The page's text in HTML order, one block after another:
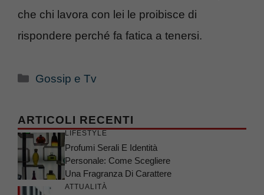
che chi lavora con lei le proibisce di
rispondere perché fa fatica a tenersi.
Categorie
Gossip e Tv
ARTICOLI RECENTI
LIFESTYLE
Profumi Serali E Identità
Personale: Come Scegliere
Una Fragranza Di Carattere
ATTUALITÀ